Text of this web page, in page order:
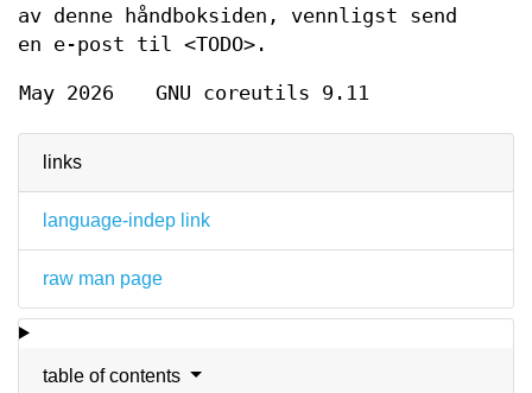
links
language-indep link
raw man page
table of contents
av denne håndboksiden, vennligst send
en e-post til <TODO>.
May 2026 GNU coreutils 9.11